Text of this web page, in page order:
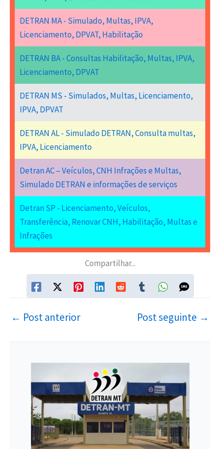
DETRAN MA - Simulado, Multas, IPVA,
Licenciamento, DPVAT, Habilitação
DETRAN BA - Consultas Habilitação, Multas, IPVA,
Licenciamento, DPVAT
DETRAN MS - Simulados, Multas, Licenciamento,
IPVA, DPVAT
DETRAN AL - Simulado DETRAN, Consulta multas,
IPVA, Licenciamento
Detran AC – Veículos, CNH Infrações e Multas,
Simulado DETRAN e informações de serviços
Detran SP - Licenciamento, Veículos,
Transferência, Renovar CNH, Habilitação, Multas e
Infrações
Compartilhar...
← Post anterior Post seguinte →